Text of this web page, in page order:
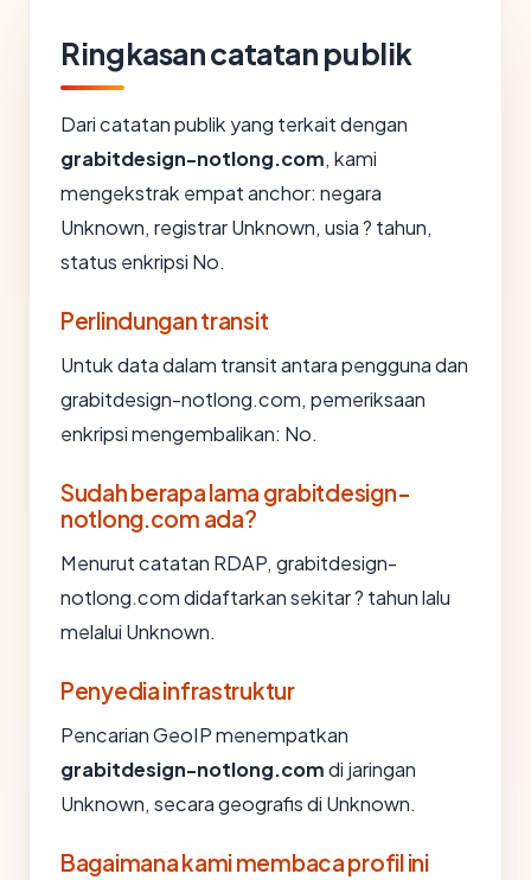
Ringkasan catatan publik
Dari catatan publik yang terkait dengan
grabitdesign-notlong.com, kami
mengekstrak empat anchor: negara
Unknown, registrar Unknown, usia ? tahun,
status enkripsi No.
Perlindungan transit
Untuk data dalam transit antara pengguna dan
grabitdesign-notlong.com, pemeriksaan
enkripsi mengembalikan: No.
Sudah berapa lama grabitdesign-
notlong.com ada?
Menurut catatan RDAP, grabitdesign-
notlong.com didaftarkan sekitar ? tahun lalu
melalui Unknown.
Penyedia infrastruktur
Pencarian GeoIP menempatkan
grabitdesign-notlong.comdi jaringan
Unknown, secara geografis di Unknown.
Bagaimana kami membaca profil ini